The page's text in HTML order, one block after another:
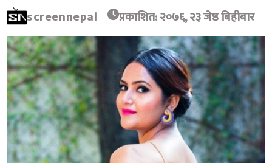
screennepal प्रकाशित: २०७६, २३ जेष्ठ बिहीबार